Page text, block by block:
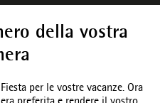
della vostra
per le vostre vacanze. Ora